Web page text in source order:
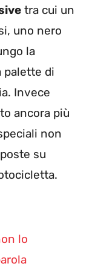
tra cui un
uno nero
la
palette di
Invece
ancora più
non
su
lo